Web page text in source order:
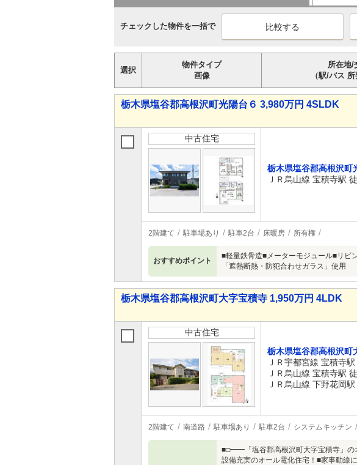
チェックした物件を一括で
選択
物件タイプ
画像
所在地/
（駅/バス 所
栃木県塩谷郡高根沢町光陽台６ 3,980万円 4SLDK
中古住宅
栃木県塩谷郡高根沢町
ＪＲ烏山線 宝積寺駅
2階建て 駐車場あり 駐車2台 床暖房 所有権
おすすめポイント
■軽量鉄骨造■メーターモジュール■リビ
「遮熱断熱・防犯合わせガラス」使用
栃木県塩谷郡高根沢町大字宝積寺 1,950万円 4LDK
中古住宅
栃木県塩谷郡高根沢町
ＪＲ宇都宮線 宝積寺
ＪＲ烏山線 宝積寺駅
ＪＲ烏山線 下野花岡
2階建て 南道路 駐車場あり 駐車2台 システムキッチン
■□━━「塩谷郡高根沢町大字宝積寺」の
設備充実のオール電化住宅！■家事動線